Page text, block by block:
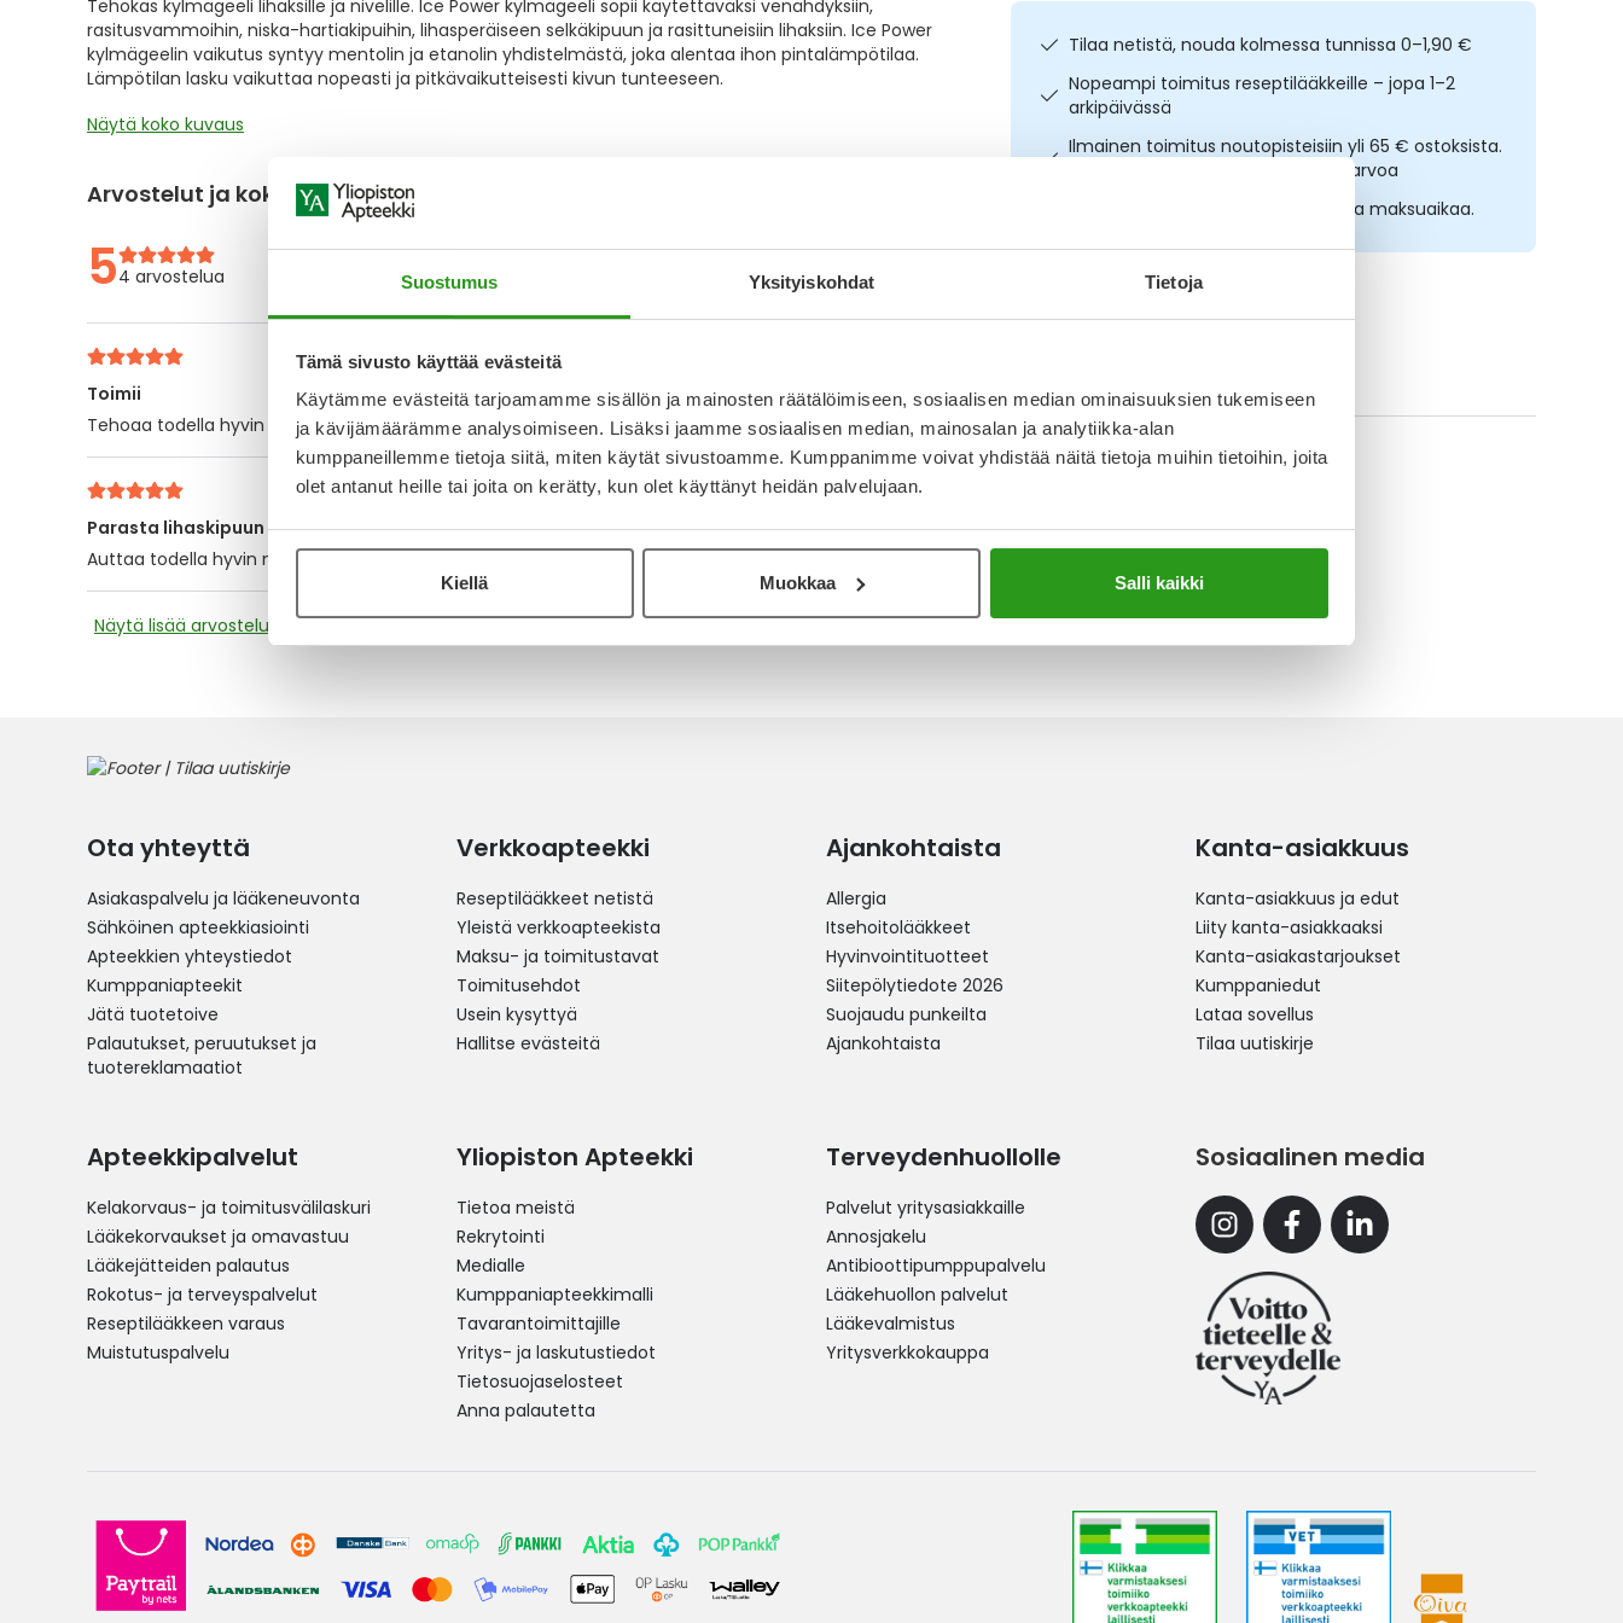
Suostumus Yksityiskohdat Tietoja
Tämä sivusto käyttää evästeitä
Käytämme evästeitä tarjoamamme sisällön ja mainosten räätälöimiseen, sosiaalisen median ominaisuuksien tukemiseen
ja kävijämäärämme analysoimiseen. Lisäksi jaamme sosiaalisen median, mainosalan ja analytiikka-alan
kumppaneillemme tietoja siitä, miten käytät sivustoamme. Kumppanimme voivat yhdistää näitä tietoja muihin tietoihin, joita
olet antanut heille tai joita on kerätty, kun olet käyttänyt heidän palvelujaan.
Kiellä Muokkaa Salli kaikki
the
images
gallery
Tehokas kylmägeeli lihaksille ja nivelille. Ice Power kylmägeeli sopii käytettäväksi venähdyksiin,
rasitusvammoihin, niska-hartiakipuihin, lihasperäiseen selkäkipuun ja rasittuneisiin lihaksiin. Ice Power
kylmägeelin vaikutus syntyy mentolin ja etanolin yhdistelmästä, joka alentaa ihon pintalämpötilaa.
Lämpötilan lasku vaikuttaa nopeasti ja pitkävaikutteisesti kivun tunteeseen.
Näytä koko kuvaus
Arvostelut ja kokemuksia
54 arvostelua
Toimii
Tehoaa todella hyvin hartiajumiin. Normi kipugeeli ei auttanut yhtään, tämä auttaa!!!!
11.2.2025
Parasta lihaskipuun
Auttaa todella hyvin niska-hartia kipuihin.
Näytä lisää arvosteluja
Tilaa netistä, nouda kolmessa tunnissa 0–1,90 €
Nopeampi toimitus reseptilääkkeille – jopa 1–2
arkipäivässä
Ilmainen toimitus noutopisteisiin yli 65 € ostoksista.
Lääkkeet eivät kerrytä ostoskorin arvoa
Osta nyt, saat 45 päivää korotonta maksuaikaa.
Ota yhteyttä
Asiakaspalvelu ja lääkeneuvonta
Sähköinen apteekkiasiointi
Apteekkien yhteystiedot
Kumppaniapteekit
Jätä tuotetoive
Palautukset, peruutukset ja
tuotereklamaatiot
Verkkoapteekki
Reseptilääkkeet netistä
Yleistä verkkoapteekista
Maksu- ja toimitustavat
Toimitusehdot
Usein kysyttyä
Hallitse evästeitä
Ajankohtaista
Allergia
Itsehoitolääkkeet
Hyvinvointituotteet
Siitepölytiedote 2026
Suojaudu punkeilta
Ajankohtaista
Kanta-asiakkuus
Kanta-asiakkuus ja edut
Liity kanta-asiakkaaksi
Kanta-asiakastarjoukset
Kumppaniedut
Lataa sovellus
Tilaa uutiskirje
Apteekkipalvelut
Kelakorvaus- ja toimitusvälilaskuri
Lääkekorvaukset ja omavastuu
Lääkejätteiden palautus
Rokotus- ja terveyspalvelut
Reseptilääkkeen varaus
Muistutuspalvelu
Yliopiston Apteekki
Tietoa meistä
Rekrytointi
Medialle
Kumppaniapteekkimalli
Tavarantoimittajille
Yritys- ja laskutustiedot
Tietosuojaselosteet
Anna palautetta
Terveydenhuollolle
Palvelut yritysasiakkaille
Annosjakelu
Antibioottipumppupalvelu
Lääkehuollon palvelut
Lääkevalmistus
Yritysverkkokauppa
Sosiaalinen media
InstagramFacebookLinkedin